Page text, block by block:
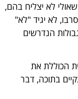
לא יצליח בהם,
לא יגיד "לא"
הנדרשים
הכוללת את
בתוכה, דבר